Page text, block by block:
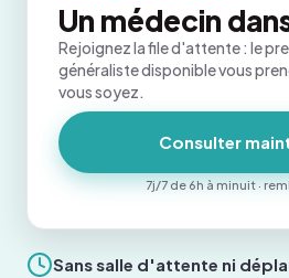
Sans salle d'attente ni
Un médecin
Rejoignez la file d'attente : le
généraliste disponible vous
vous soyez.
Consulter
7j/7 de 6h à minuit ·